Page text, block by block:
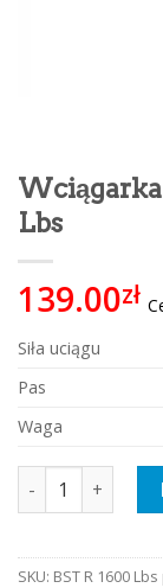
Wciągarka
Lbs
139.00zł
Siła uciągu
Pas
Waga
ilość Wciągarka
SKU: BST R 1600